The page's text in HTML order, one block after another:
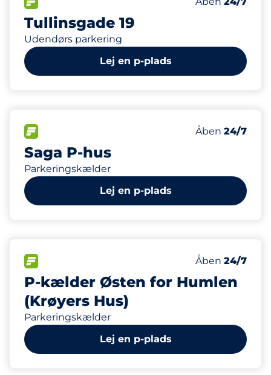
Tullinsgade 19
Udendørs parkering
Lej en p-plads
Saga P-hus
Parkeringskælder
Antal
Antal pladser
217
Ladepladser
3
Disabled
2
Fredag
Åben 24/7
Lej en p-plads
P-kælder Østen for Humlen
(Krøyers Hus)
Parkeringskælder
Antal
Antal pladser
54
Fredag
Åben 24/7
Lej en p-plads